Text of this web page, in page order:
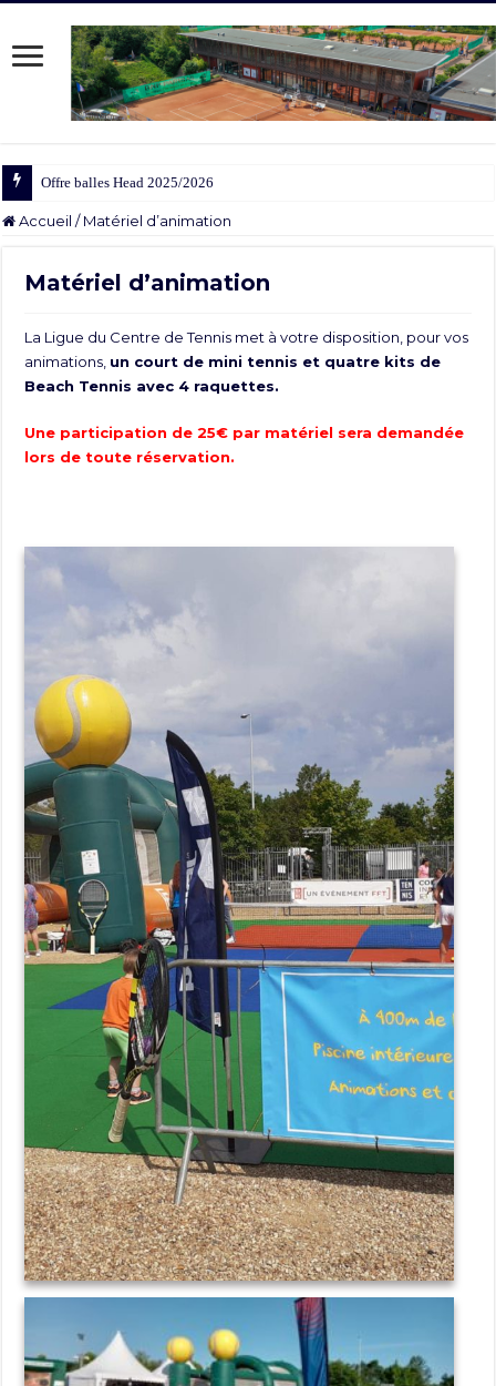
Offre balles Head 2025/2026
Accueil / Matériel d’animation
Matériel d’animation
La Ligue du Centre de Tennis met à votre disposition, pour vos
animations, un court de mini tennis et quatre kits de
Beach Tennis avec 4 raquettes.
Une participation de 25€ par matériel sera demandée
lors de toute réservation.